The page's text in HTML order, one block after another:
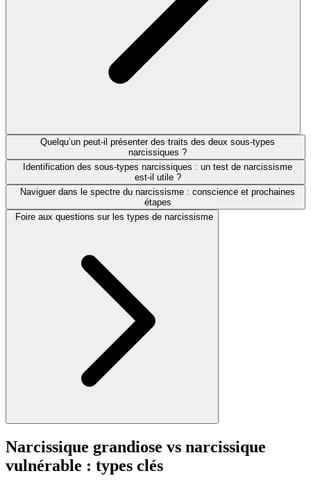
Quelqu’un peut-il présenter des traits des deux sous-types
narcissiques ?
Identification des sous-types narcissiques : un test de narcissisme
est-il utile ?
Naviguer dans le spectre du narcissisme : conscience et prochaines
étapes
Foire aux questions sur les types de narcissisme
Narcissique grandiose vs narcissique
vulnérable : types clés